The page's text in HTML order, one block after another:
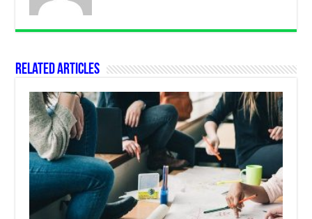
Related Articles